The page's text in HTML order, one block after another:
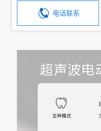
电话联系